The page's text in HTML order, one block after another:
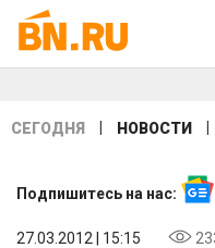
СЕГОДНЯ НОВОСТИ
Подпишитесь на нас:
27.03.2012 | 15:15